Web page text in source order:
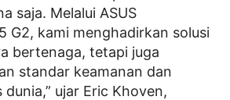
saja. Melalui ASUS
G2, kami menghadirkan solusi
bertenaga, tetapi juga
standar keamanan dan
ujar Eric Khoven,